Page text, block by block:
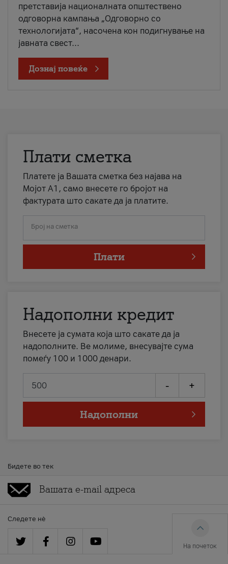
претставија националната општествено
одговорна кампања „Одговорно со
технологијата“, насочена кон подигнување на
јавната свест...
Дознај повеќе
Плати сметка
Платете ја Вашата сметка без најава на
Мојот А1, само внесете го бројот на
фактурата што сакате да ја платите.
Број на сметка
Плати
Надополни кредит
Внесете ја сумата која што сакате да ја
надополните. Ве молиме, внесувајте сума
помеѓу 100 и 1000 денари.
- +
Надополни
Бидете во тек
Следете нè
На почеток